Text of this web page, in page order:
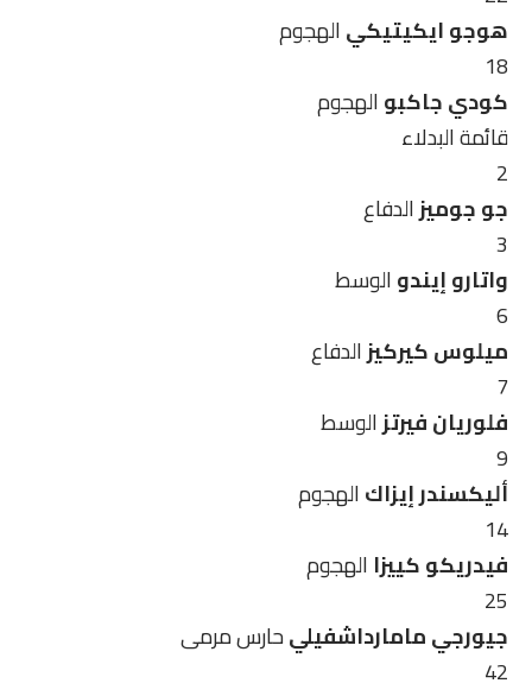
هوجو ايكيتيكيالهجوم
18
كودي جاكبوالهجوم
قائمة البدلاء
2
جو جوميزالدفاع
3
واتارو إيندوالوسط
6
ميلوس كيركيزالدفاع
7
فلوريان فيرتزالوسط
9
أليكسندر إيزاكالهجوم
14
فيدريكو كييزا الهجوم
25
جيورجي مامارداشفيليحارس مرمى
42